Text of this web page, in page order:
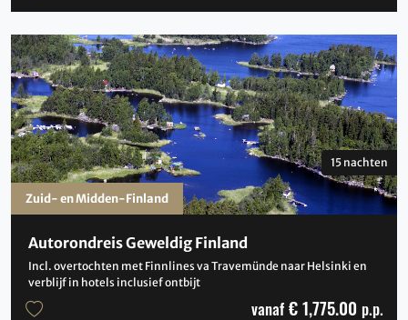
Autorondreis Geweldig Finland
Incl. overtochten met Finnlines va Travemünde naar Helsinki en
verblijf in hotels inclusief ontbijt
15 nachten
vanaf € 1,775.00 p.p.
Zuid- en Midden-Finland